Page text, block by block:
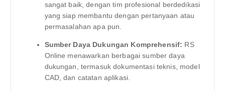
sangat baik, dengan tim profesional berdedikasi
yang siap membantu dengan pertanyaan atau
permasalahan apa pun.
Sumber Daya Dukungan Komprehensif: RS
Online menawarkan berbagai sumber daya
dukungan, termasuk dokumentasi teknis, model
CAD, dan catatan aplikasi.